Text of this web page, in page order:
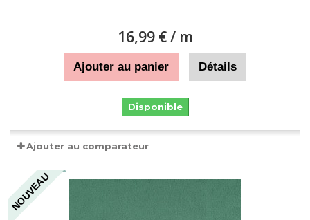
16,99 €/ m
Ajouter au panier Détails
Disponible
Ajouter au comparateur
NOUVEAU